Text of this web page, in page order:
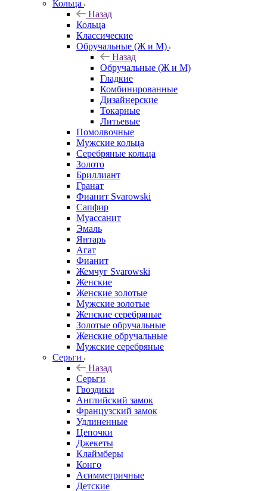
Кольца
Назад
Кольца
Классические
Обручальные (Ж и М)
Назад
Обручальные (Ж и М)
Гладкие
Комбинированные
Дизайнерские
Токарные
Литьевые
Помолвочные
Мужские кольца
Серебряные кольца
Золото
Бриллиант
Гранат
Фианит Svarowski
Сапфир
Муассанит
Эмаль
Янтарь
Агат
Фианит
Жемчуг Svarowski
Женские
Женские золотые
Мужские золотые
Женские серебряные
Золотые обручальные
Женские обручальные
Мужские серебряные
Серьги
Назад
Серьги
Гвоздики
Английский замок
Французский замок
Удлиненные
Цепочки
Джекеты
Клаймберы
Конго
Асимметричные
Детские